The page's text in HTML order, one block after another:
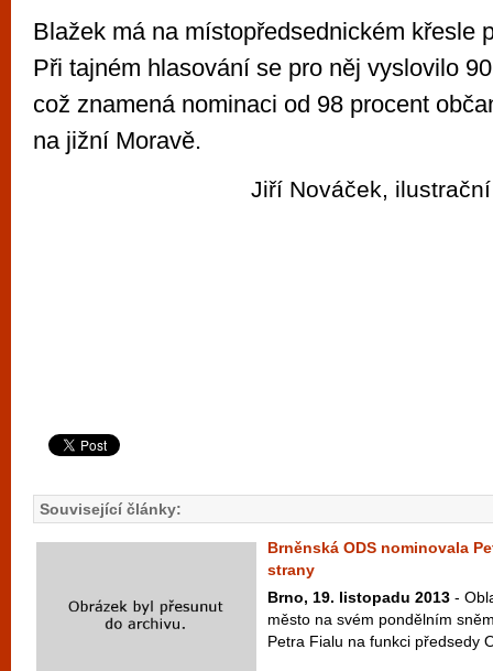
Blažek má na místopředsednickém křesle
Při tajném hlasování se pro něj vyslovilo
což znamená nominaci od 98 procent
na jižní Moravě.
Jiří Nováček,
Související články:
Brněnská ODS nominovala
strany
Brno, 19. listopadu 2013 -
město na svém pondělním
Petra Fialu na funkci předsedy